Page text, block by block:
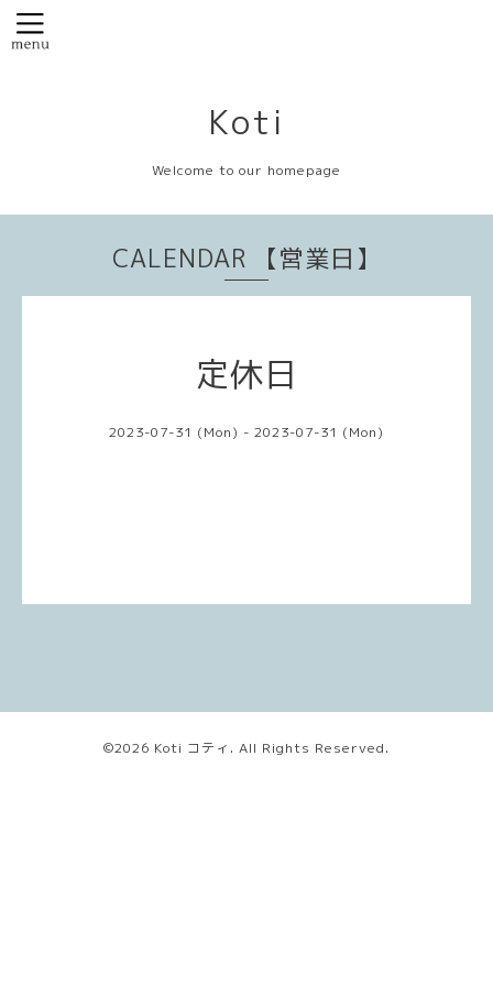
Koti
Welcome to our homepage
CALENDAR 【営業日】
定休日
2023-07-31 (Mon) - 2023-07-31 (Mon)
©2026 Koti コティ . All Rights Reserved.